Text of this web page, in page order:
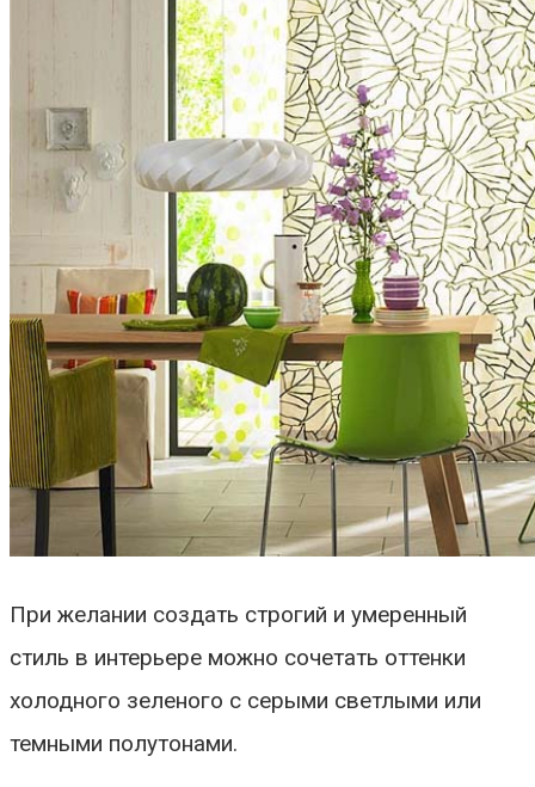
При желании создать строгий и умеренный
стиль в интерьере можно сочетать оттенки
холодного зеленого с серыми светлыми или
темными полутонами.